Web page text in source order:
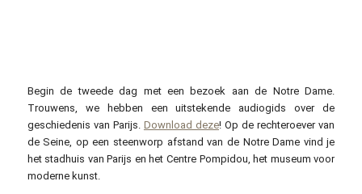
Begin de tweede dag met een bezoek aan de Notre Dame.
Trouwens, we hebben een uitstekende audiogids over de
geschiedenis van Parijs. Download deze!Op de rechteroever van
de Seine, op een steenworp afstand van de Notre Dame vind je
het stadhuis van Parijs en het Centre Pompidou, het museum voor
moderne kunst.